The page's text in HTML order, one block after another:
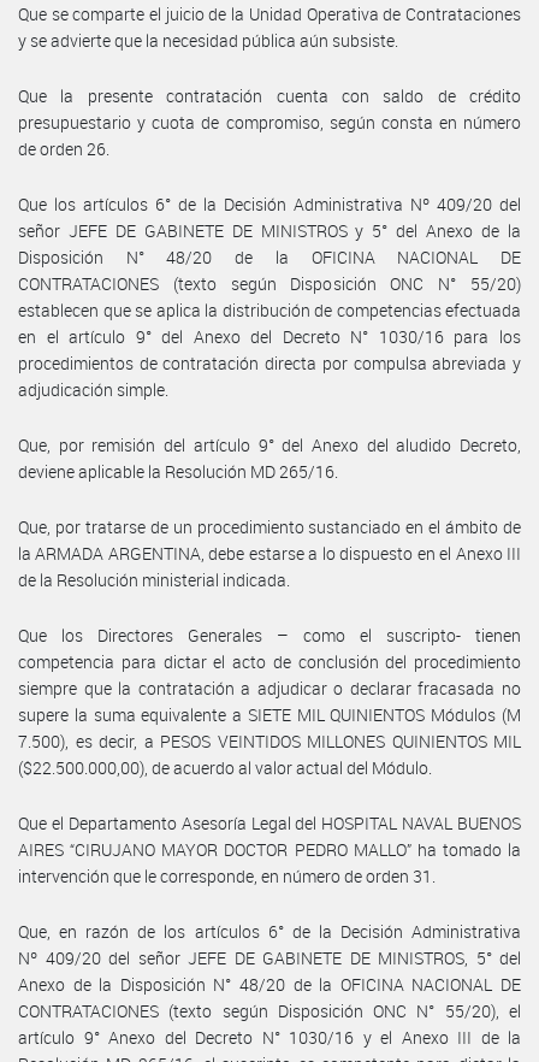
Que se comparte el juicio de la Unidad Operativa de Contrataciones
y se advierte que la necesidad pública aún subsiste.
Que la presente contratación cuenta con saldo de crédito
presupuestario y cuota de compromiso, según consta en número
de orden 26.
Que los artículos 6° de la Decisión Administrativa Nº 409/20 del
señor JEFE DE GABINETE DE MINISTROS y 5° del Anexo de la
Disposición N° 48/20 de la OFICINA NACIONAL DE
CONTRATACIONES (texto según Disposición ONC N° 55/20)
establecen que se aplica la distribución de competencias efectuada
en el artículo 9° del Anexo del Decreto N° 1030/16 para los
procedimientos de contratación directa por compulsa abreviada y
adjudicación simple.
Que, por remisión del artículo 9° del Anexo del aludido Decreto,
deviene aplicable la Resolución MD 265/16.
Que, por tratarse de un procedimiento sustanciado en el ámbito de
la ARMADA ARGENTINA, debe estarse a lo dispuesto en el Anexo III
de la Resolución ministerial indicada.
Que los Directores Generales – como el suscripto- tienen
competencia para dictar el acto de conclusión del procedimiento
siempre que la contratación a adjudicar o declarar fracasada no
supere la suma equivalente a SIETE MIL QUINIENTOS Módulos (M
7.500), es decir, a PESOS VEINTIDOS MILLONES QUINIENTOS MIL
($22.500.000,00), de acuerdo al valor actual del Módulo.
Que el Departamento Asesoría Legal del HOSPITAL NAVAL BUENOS
AIRES “CIRUJANO MAYOR DOCTOR PEDRO MALLO” ha tomado la
intervención que le corresponde, en número de orden 31.
Que, en razón de los artículos 6° de la Decisión Administrativa
Nº 409/20 del señor JEFE DE GABINETE DE MINISTROS, 5° del
Anexo de la Disposición N° 48/20 de la OFICINA NACIONAL DE
CONTRATACIONES (texto según Disposición ONC N° 55/20), el
artículo 9° Anexo del Decreto N° 1030/16 y el Anexo III de la